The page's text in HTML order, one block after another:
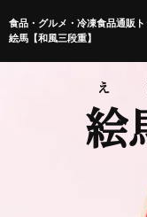
食品・グルメ・冷凍食品通販ト
絵馬【和風三段重】
絵
え